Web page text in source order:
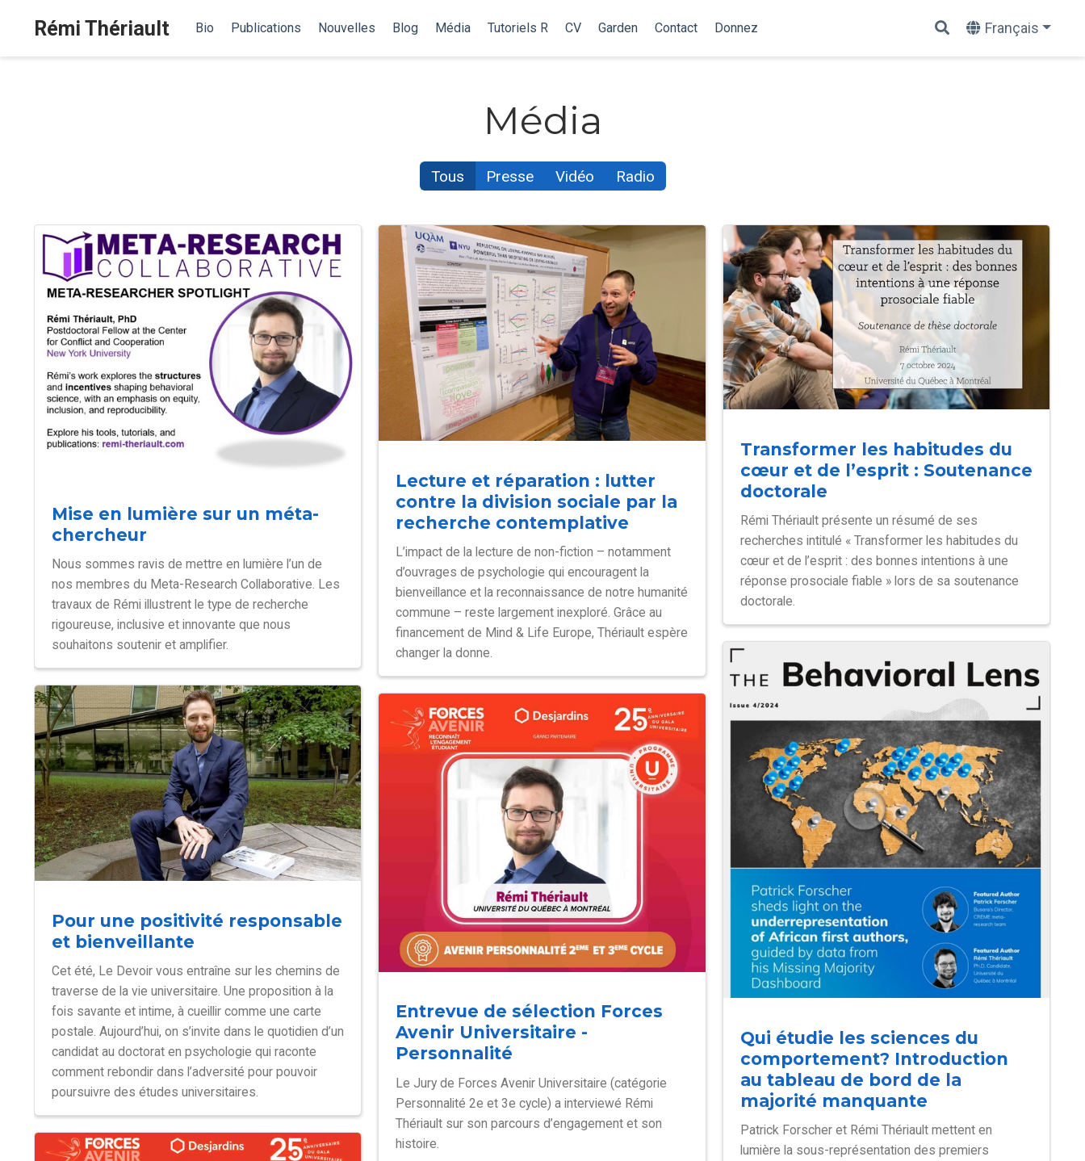
Rémi Thériault Bio Publications Nouvelles Blog Média Tutoriels R CV Garden Contact Donnez Français
Média
Tous Presse Vidéo Radio
Mise en lumière sur un méta-
chercheur
Nous sommes ravis de mettre en lumière l’un de
nos membres du Meta-Research Collaborative. Les
travaux de Rémi illustrent le type de recherche
rigoureuse, inclusive et innovante que nous
souhaitons soutenir et amplifier.
Lecture et réparation : lutter
contre la division sociale par la
recherche contemplative
L’impact de la lecture de non-fiction – notamment
d’ouvrages de psychologie qui encouragent la
bienveillance et la reconnaissance de notre humanité
commune – reste largement inexploré. Grâce au
financement de Mind & Life Europe, Thériault espère
changer la donne.
Transformer les habitudes du
cœur et de l’esprit : Soutenance
doctorale
Rémi Thériault présente un résumé de ses
recherches intitulé « Transformer les habitudes du
cœur et de l’esprit : des bonnes intentions à une
réponse prosociale fiable » lors de sa soutenance
doctorale.
Qui étudie les sciences du
comportement? Introduction
au tableau de bord de la
majorité manquante
Patrick Forscher et Rémi Thériault mettent en
lumière la sous-représentation des premiers
Pour une positivité responsable
et bienveillante
Cet été, Le Devoir vous entraîne sur les chemins de
traverse de la vie universitaire. Une proposition à la
fois savante et intime, à cueillir comme une carte
postale. Aujourd’hui, on s’invite dans le quotidien d’un
candidat au doctorat en psychologie qui raconte
comment rebondir dans l’adversité pour pouvoir
poursuivre des études universitaires.
Entrevue de sélection Forces
Avenir Universitaire -
Personnalité
Le Jury de Forces Avenir Universitaire (catégorie
Personnalité 2e et 3e cycle) a interviewé Rémi
Thériault sur son parcours d’engagement et son
histoire.